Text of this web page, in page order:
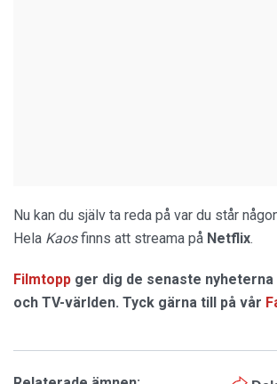
Nu kan du själv ta reda på var du står
Hela Kaosfinns att streama på Netflix.
Filmtopp ger dig de senaste
och TV-världen. Tyck gärna till på vår